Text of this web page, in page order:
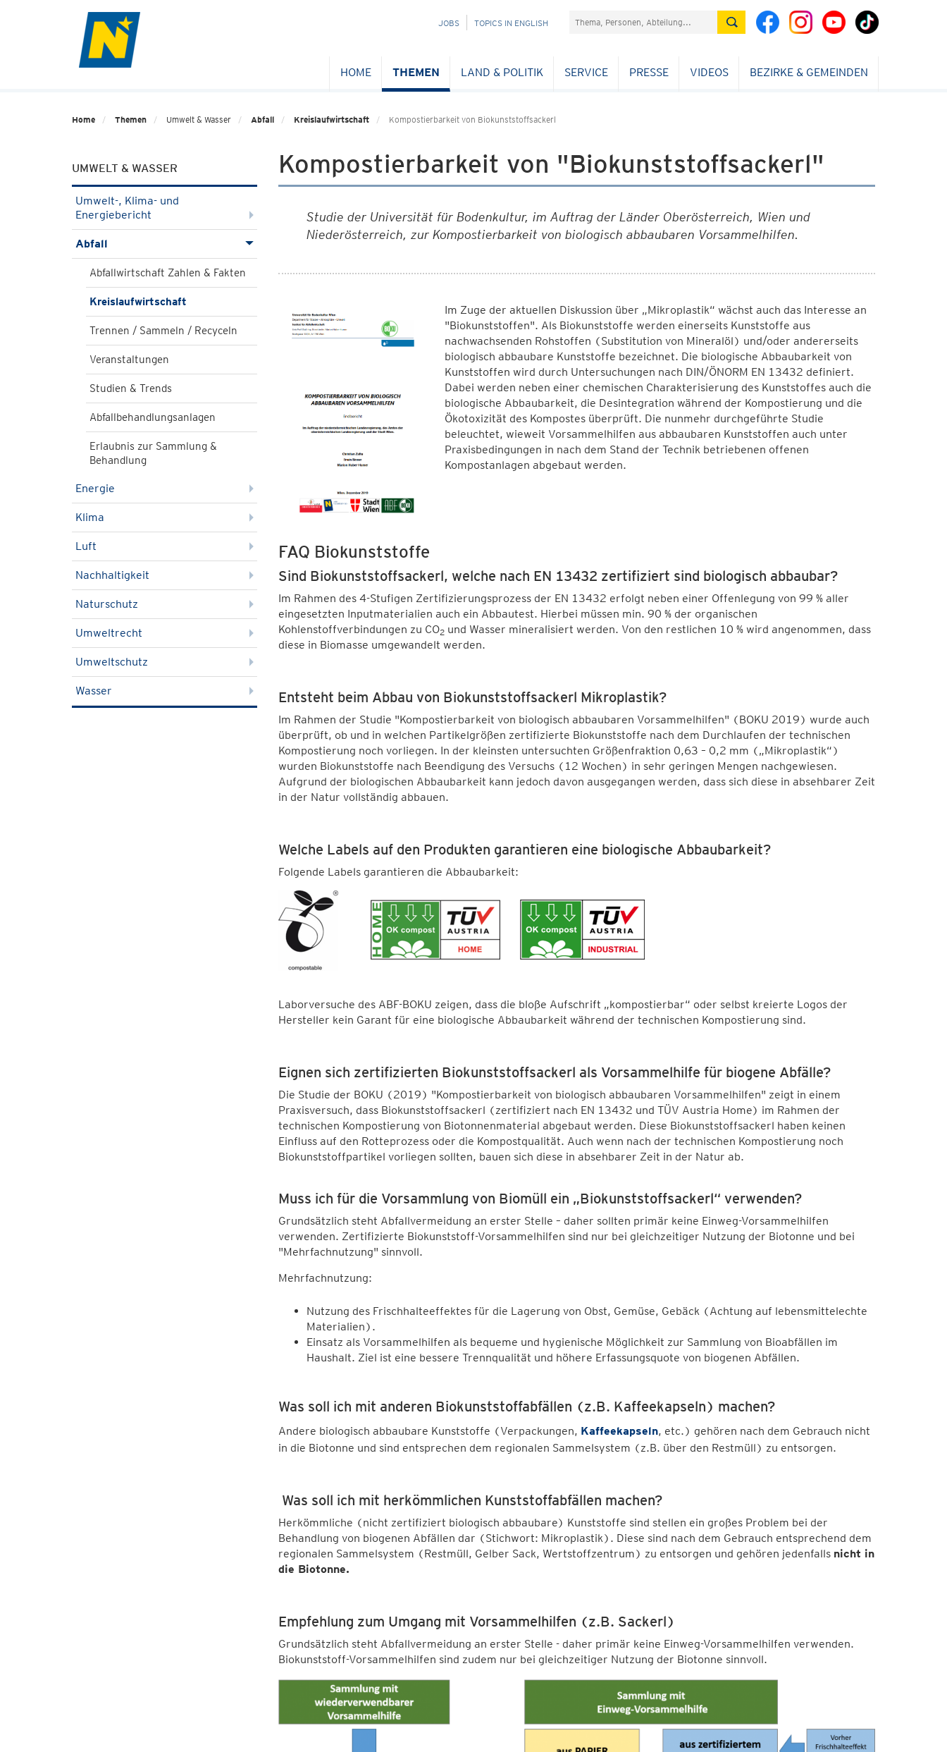
NAVIGATION
JOBS TOPICS IN ENGLISH Suchefeld
HOME THEMEN LAND & POLITIK SERVICE PRESSE VIDEOS BEZIRKE & GEMEINDEN
Home Themen Umwelt & Wasser Abfall Kreislaufwirtschaft Kompostierbarkeit von Biokunststoffsackerl
UMWELT & WASSER
Umwelt-, Klima- und
Energiebericht
Abfall
Abfallwirtschaft Zahlen & Fakten
Kreislaufwirtschaft
Trennen / Sammeln / Recyceln
Veranstaltungen
Studien & Trends
Abfallbehandlungsanlagen
Erlaubnis zur Sammlung &
Behandlung
Energie
Klima
Luft
Nachhaltigkeit
Naturschutz
Umweltrecht
Umweltschutz
Wasser
Kompostierbarkeit von "Biokunststoffsackerl"
Studie der Universität für Bodenkultur, im Auftrag der Länder Oberösterreich, Wien und
Niederösterreich, zur Kompostierbarkeit von biologisch abbaubaren Vorsammelhilfen.
Im Zuge der aktuellen Diskussion über „Mikroplastik“ wächst auch das Interesse an
"Biokunststoffen". Als Biokunststoffe werden einerseits Kunststoffe aus
nachwachsenden Rohstoffen (Substitution von Mineralöl) und/oder andererseits
biologisch abbaubare Kunststoffe bezeichnet. Die biologische Abbaubarkeit von
Kunststoffen wird durch Untersuchungen nach DIN/ÖNORM EN 13432 definiert.
Dabei werden neben einer chemischen Charakterisierung des Kunststoffes auch die
biologische Abbaubarkeit, die Desintegration während der Kompostierung und die
Ökotoxizität des Kompostes überprüft. Die nunmehr durchgeführte Studie
beleuchtet, wieweit Vorsammelhilfen aus abbaubaren Kunststoffen auch unter
Praxisbedingungen in nach dem Stand der Technik betriebenen offenen
Kompostanlagen abgebaut werden.
FAQ Biokunststoffe
Sind Biokunststoffsackerl, welche nach EN 13432 zertifiziert sind biologisch abbaubar?
Im Rahmen des 4-Stufigen Zertifizierungsprozess der EN 13432 erfolgt neben einer Offenlegung von 99 % aller
eingesetzten Inputmaterialien auch ein Abbautest. Hierbei müssen min. 90 % der organischen
Kohlenstoffverbindungen zu CO2und Wasser mineralisiert werden. Von den restlichen 10 % wird angenommen, dass
diese in Biomasse umgewandelt werden.
Entsteht beim Abbau von Biokunststoffsackerl Mikroplastik?
Im Rahmen der Studie "Kompostierbarkeit von biologisch abbaubaren Vorsammelhilfen" (BOKU 2019) wurde auch
überprüft, ob und in welchen Partikelgrößen zertifizierte Biokunststoffe nach dem Durchlaufen der technischen
Kompostierung noch vorliegen. In der kleinsten untersuchten Größenfraktion 0,63 – 0,2 mm („Mikroplastik“)
wurden Biokunststoffe nach Beendigung des Versuchs (12 Wochen) in sehr geringen Mengen nachgewiesen.
Aufgrund der biologischen Abbaubarkeit kann jedoch davon ausgegangen werden, dass sich diese in absehbarer Zeit
in der Natur vollständig abbauen.
Welche Labels auf den Produkten garantieren eine biologische Abbaubarkeit?
Folgende Labels garantieren die Abbaubarkeit:
Laborversuche des ABF-BOKU zeigen, dass die bloße Aufschrift „kompostierbar“ oder selbst kreierte Logos der
Hersteller kein Garant für eine biologische Abbaubarkeit während der technischen Kompostierung sind.
Eignen sich zertifizierten Biokunststoffsackerl als Vorsammelhilfe für biogene Abfälle?
Die Studie der BOKU (2019) "Kompostierbarkeit von biologisch abbaubaren Vorsammelhilfen" zeigt in einem
Praxisversuch, dass Biokunststoffsackerl (zertifiziert nach EN 13432 und TÜV Austria Home) im Rahmen der
technischen Kompostierung von Biotonnenmaterial abgebaut werden. Diese Biokunststoffsackerl haben keinen
Einfluss auf den Rotteprozess oder die Kompostqualität. Auch wenn nach der technischen Kompostierung noch
Biokunststoffpartikel vorliegen sollten, bauen sich diese in absehbarer Zeit in der Natur ab.
Muss ich für die Vorsammlung von Biomüll ein „Biokunststoffsackerl“ verwenden?
Grundsätzlich steht Abfallvermeidung an erster Stelle – daher sollten primär keine Einweg-Vorsammelhilfen
verwenden. Zertifizierte Biokunststoff-Vorsammelhilfen sind nur bei gleichzeitiger Nutzung der Biotonne und bei
"Mehrfachnutzung" sinnvoll.
Mehrfachnutzung:
Nutzung des Frischhalteeffektes für die Lagerung von Obst, Gemüse, Gebäck (Achtung auf lebensmittelechte
Materialien).
Einsatz als Vorsammelhilfen als bequeme und hygienische Möglichkeit zur Sammlung von Bioabfällen im
Haushalt. Ziel ist eine bessere Trennqualität und höhere Erfassungsquote von biogenen Abfällen.
Was soll ich mit anderen Biokunststoffabfällen (z.B. Kaffeekapseln) machen?
Andere biologisch abbaubare Kunststoffe (Verpackungen, Kaffeekapseln, etc.) gehören nach dem Gebrauch nicht
in die Biotonne und sind entsprechen dem regionalen Sammelsystem (z.B. über den Restmüll) zu entsorgen.
Was soll ich mit herkömmlichen Kunststoffabfällen machen?
Herkömmliche (nicht zertifiziert biologisch abbaubare) Kunststoffe sind stellen ein großes Problem bei der
Behandlung von biogenen Abfällen dar (Stichwort: Mikroplastik). Diese sind nach dem Gebrauch entsprechend dem
regionalen Sammelsystem (Restmüll, Gelber Sack, Wertstoffzentrum) zu entsorgen und gehören jedenfalls nicht in
die Biotonne.
Empfehlung zum Umgang mit Vorsammelhilfen (z.B. Sackerl)
Grundsätzlich steht Abfallvermeidung an erster Stelle - daher primär keine Einweg-Vorsammelhilfen verwenden.
Biokunststoff-Vorsammelhilfen sind zudem nur bei gleichzeitiger Nutzung der Biotonne sinnvoll.